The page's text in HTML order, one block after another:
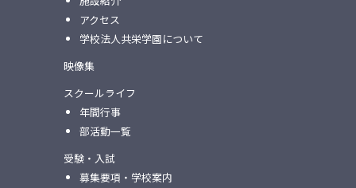
アクセス
学校法人共栄学園について
映像集
スクールライフ
年間行事
部活動一覧
受験・入試
募集要項・学校案内